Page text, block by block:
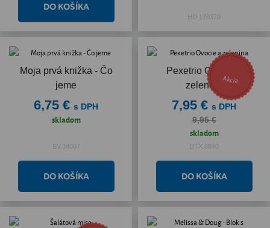
HD.170370
Moja prvá knižka - Čo
jeme
6,75 € s DPH
skladom
SV.34007
Pexetrio Ovocie a
zelenina
Akcia
7,95 € s DPH
9,95 €
skladom
BTX.8840